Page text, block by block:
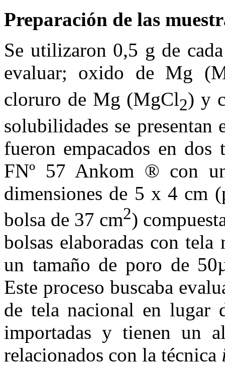
Preparación de las
Se utilizaron 0,5 g de
evaluar; oxido de Mg
cloruro de Mg (MgCl2) y
solubilidades se presentan
fueron empacados en
FNº 57 Ankom ® con
dimensiones de 5 x 4 cm
bolsa de 37 cm2)
bolsas elaboradas con
un tamaño de poro de
Este proceso buscaba
de tela nacional en lugar
importadas y tienen un
relacionados con la técnica